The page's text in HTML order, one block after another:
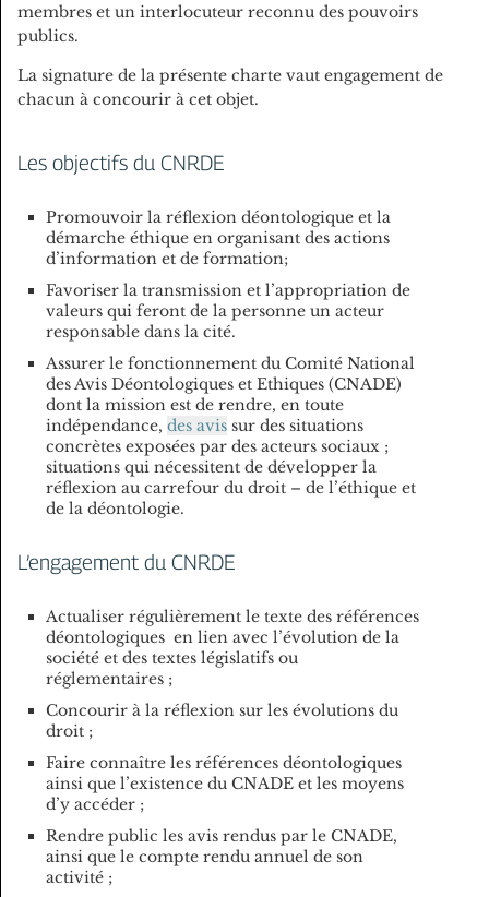
membres et un interlocuteur reconnu des pouvoirs
publics.
La signature de la présente charte vaut engagement de
chacun à concourir à cet objet.
Les objectifs du CNRDE
Promouvoir la réflexion déontologique et la
démarche éthique en organisant des actions
d’information et de formation;
Favoriser la transmission et l’appropriation de
valeurs qui feront de la personne un acteur
responsable dans la cité.
Assurer le fonctionnement du Comité National
des Avis Déontologiques et Ethiques (CNADE)
dont la mission est de rendre, en toute
indépendance,des avis sur des situations
concrètes exposées par des acteurs sociaux ;
situations qui nécessitent de développer la
réflexion au carrefour du droit – de l’éthique et
de la déontologie.
L’engagement du CNRDE
Actualiser régulièrement le texte des références
déontologiques en lien avec l’évolution de la
société et des textes législatifs ou
réglementaires ;
Concourir à la réflexion sur les évolutions du
droit ;
Faire connaître les références déontologiques
ainsi que l’existence du CNADE et les moyens
d’y accéder ;
Rendre public les avis rendus par le CNADE,
ainsi que le compte rendu annuel de son
activité ;